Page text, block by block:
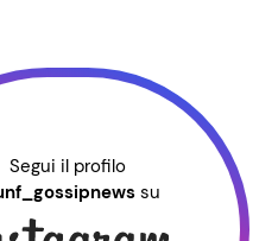
Segui il profilo
su